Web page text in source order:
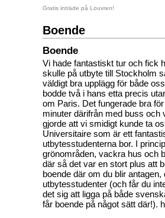
Gratis inträde på Louvren!
Boende
Boende
Vi hade fantastiskt tur och fick
skulle på utbyte till Stockholm
väldigt bra upplägg för både
bodde två i hans etta precis
om Paris. Det fungerade bra
minuter därifrån med buss och
gjorde att vi smidigt kunde ta
Universitaire som är ett
utbytesstudenterna bor. I
grönområden, vackra hus och
där så det var en stort plus att
boende där om du blir
utbytesstudenter (och får du
det sig att ligga på både
får boende på något sätt där!).